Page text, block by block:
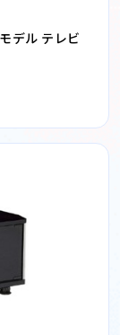
デル テレビ